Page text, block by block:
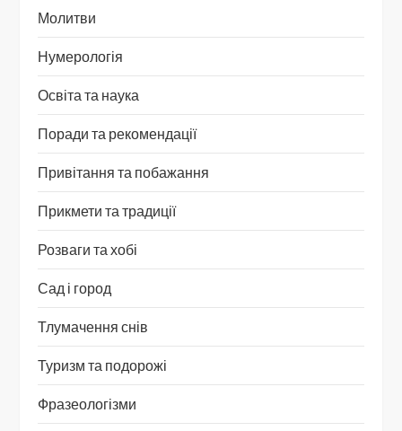
Молитви
Нумерологія
Освіта та наука
Поради та рекомендації
Привітання та побажання
Прикмети та традиції
Розваги та хобі
Сад і город
Тлумачення снів
Туризм та подорожі
Фразеологізми